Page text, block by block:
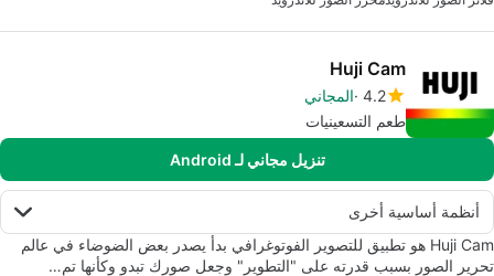
Huji Cam
4.2 المجاني
طعم التسعينيات
تنزيل مجاني لـ Android
أنظمة أساسية أخرى
Huji Cam هو تطبيق للتصوير الفوتوغرافي بدأ يصدر بعض الضوضاء في عالم
تحرير الصور بسبب قدرته على "التطوير" وجعل صورك تبدو وكأنها تم…